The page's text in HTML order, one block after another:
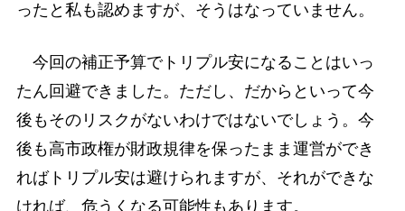
ったと私も認めますが、そうはなっていません。
今回の補正予算でトリプル安になることはいっ
たん回避できました。ただし、だからといって今
後もそのリスクがないわけではないでしょう。今
後も高市政権が財政規律を保ったまま運営ができ
ればトリプル安は避けられますが、それができな
ければ、危うくなる可能性もあります。